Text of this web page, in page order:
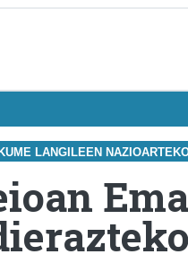
LANGILEEN